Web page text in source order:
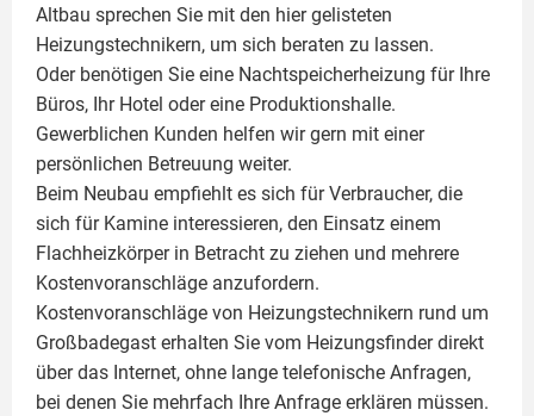
Altbau sprechen Sie mit den hier gelisteten
Heizungstechnikern, um sich beraten zu lassen.
Oder benötigen Sie eine Nachtspeicherheizung für Ihre
Büros, Ihr Hotel oder eine Produktionshalle.
Gewerblichen Kunden helfen wir gern mit einer
persönlichen Betreuung weiter.
Beim Neubau empfiehlt es sich für Verbraucher, die
sich für Kamine interessieren, den Einsatz einem
Flachheizkörperin Betracht zu ziehen und mehrere
Kostenvoranschläge anzufordern.
Kostenvoranschläge von Heizungstechnikern rund um
Großbadegast erhalten Sie vom Heizungsfinder direkt
über das Internet, ohne lange telefonische Anfragen,
bei denen Sie mehrfach Ihre Anfrage erklären müssen.